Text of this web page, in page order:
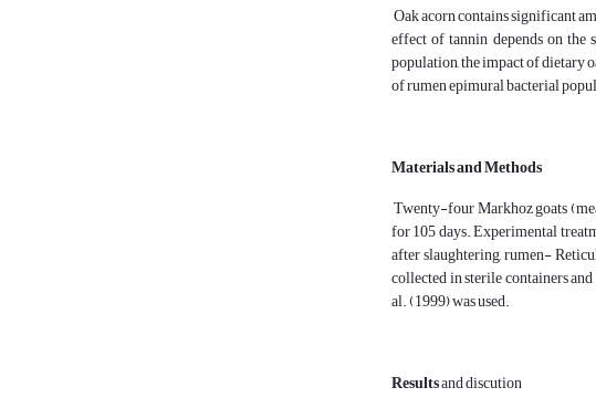
Oak acorn contains significant
effect of tannin depends on
population, the impact of dietary
of rumen epimural bacterial
Materials and Methods
Twenty-four Markhoz goats
for 105 days. Experimental
after slaughtering, rumen-
collected in sterile containers
al. (1999) was used.
Resultsand discution